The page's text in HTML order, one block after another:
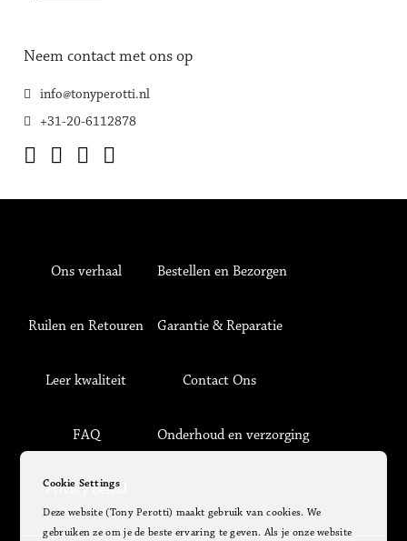
Neem contact met ons op
info@tonyperotti.nl
+31-20-6112878
Ons verhaal Bestellen en Bezorgen
Ruilen en Retouren Garantie & Reparatie
Leer kwaliteit Contact Ons
FAQ Onderhoud en verzorging
Privacy Beleid
Cookie Settings
Deze website (Tony Perotti) maakt gebruik van cookies. We
gebruiken ze om je de beste ervaring te geven. Als je onze website